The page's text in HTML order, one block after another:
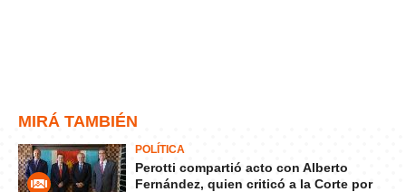
MIRÁ TAMBIÉN
POLÍTICA
Perotti compartió acto con Alberto
Fernández, quien criticó a la Corte por